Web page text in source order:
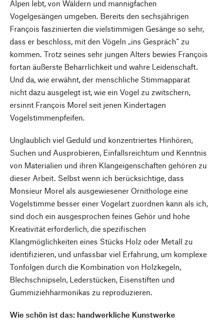
Alpen lebt, von Wäldern und mannigfachen
Vogelgesängen umgeben. Bereits den sechsjährigen
François faszinierten die vielstimmigen Gesänge so sehr,
dass er beschloss, mit den Vögeln „ins Gespräch“ zu
kommen. Trotz seines sehr jungen Alters bewies François
fortan äußerste Beharrlichkeit und wahre Leidenschaft.
Und da, wie erwähnt, der menschliche Stimmapparat
nicht dazu ausgelegt ist, wie ein Vogel zu zwitschern,
ersinnt François Morel seit jenen Kindertagen
Vogelstimmenpfeifen.
Unglaublich viel Geduld und konzentriertes Hinhören,
Suchen und Ausprobieren, Einfallsreichtum und Kenntnis
von Materialien und ihren Klangeigenschaften gehören zu
dieser Arbeit. Selbst wenn ich berücksichtige, dass
Monsieur Morel als ausgewiesener Ornithologe eine
Vogelstimme besser einer Vogelart zuordnen kann als ich,
sind doch ein ausgesprochen feines Gehör und hohe
Kreativität erforderlich, die spezifischen
Klangmöglichkeiten eines Stücks Holz oder Metall zu
identifizieren, und unfassbar viel Erfahrung, um komplexe
Tonfolgen durch die Kombination von Holzkegeln,
Blechschnipseln, Lederstücken, Eisenstiften und
Gummiziehharmonikas zu reproduzieren.
Wie schön ist das: handwerkliche Kunstwerke